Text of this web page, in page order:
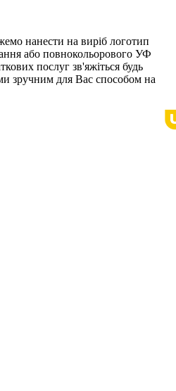
нанести на виріб логотип
або повнокольорового УФ
послуг зв'яжіться будь
зручним для Вас способом на